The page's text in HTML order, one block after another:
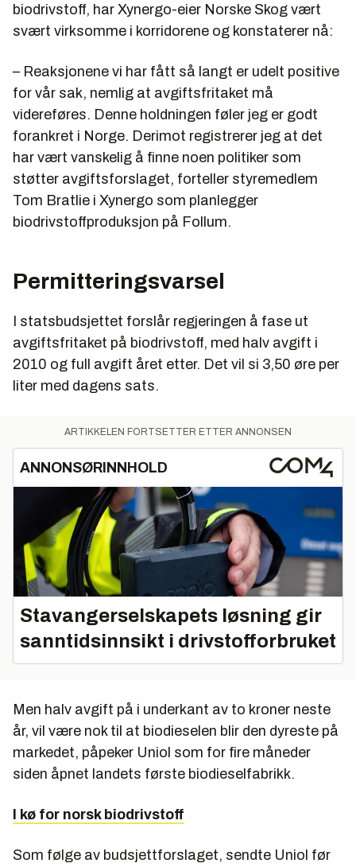
biodrivstoff, har Xynergo-eier Norske Skog vært
svært virksomme i korridorene og konstaterer nå:
– Reaksjonene vi har fått så langt er udelt positive
for vår sak, nemlig at avgiftsfritaket må
videreføres. Denne holdningen føler jeg er godt
forankret i Norge. Derimot registrerer jeg at det
har vært vanskelig å finne noen politiker som
støtter avgiftsforslaget, forteller styremedlem
Tom Bratlie i Xynergo som planlegger
biodrivstoffproduksjon på Follum.
Permitteringsvarsel
I statsbudsjettet forslår regjeringen å fase ut
avgiftsfritaket på biodrivstoff, med halv avgift i
2010 og full avgift året etter. Det vil si 3,50 øre per
liter med dagens sats.
ARTIKKELEN FORTSETTER ETTER ANNONSEN
ANNONSØRINNHOLD
Stavangerselskapets løsning gir
sanntidsinnsikt i drivstofforbruket
Men halv avgift på i underkant av to kroner neste
år, vil være nok til at biodieselen blir den dyreste på
markedet, påpeker Uniol som for fire måneder
siden åpnet landets første biodieselfabrikk.
I kø for norsk biodrivstoff
Som følge av budsjettforslaget, sendte Uniol før